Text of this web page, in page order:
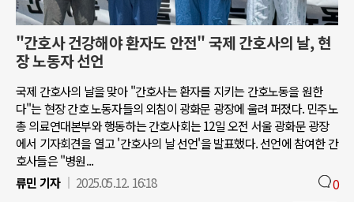
"간호사 건강해야 환자도 안전" 국제 간호사의 날, 현
장 노동자 선언
국제 간호사의 날을 맞아 "간호사는 환자를 지키는 간호노동을 원한
다"는 현장 간호 노동자들의 외침이 광화문 광장에 울려 퍼졌다. 민주노
총 의료연대본부와 행동하는 간호사회는 12일 오전 서울 광화문 광장
에서 기자회견을 열고 '간호사의 날 선언'을 발표했다. 선언에 참여한 간
호사들은 "병원...
류민 기자
2025.05.12. 16:18 0